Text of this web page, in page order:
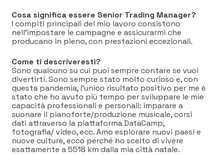
Cosa significa essere Senior Trading Manager?
I compiti principali del mio lavoro consistono
nell’impostare le campagne e assicurarmi che
producano in pieno, con prestazioni eccezionali.
Come ti descriveresti?
Sono qualcuno su cui puoi sempre contare se vuoi
divertirti. Sono sempre stato molto curioso e, con
questa pandemia, l’unico risultato positivo per me è
stato che ho avuto più tempo per sviluppare le mie
capacità professionali e personali: imparare a
suonare il pianoforte/produzione musicale, corsi
dati attraverso la piattaforma DataCamp,
fotografia/ video, ecc. Amo esplorare nuovi paesi e
nuove culture, ecco perché ho scelto di vivere
esattamente a 5518 km dalla mia città natale.